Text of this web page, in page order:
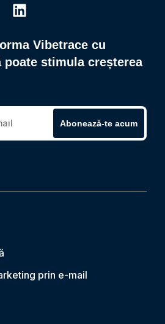
Vibetrace cu
poate stimula creșterea
Abonează-te acum
prin e-mail